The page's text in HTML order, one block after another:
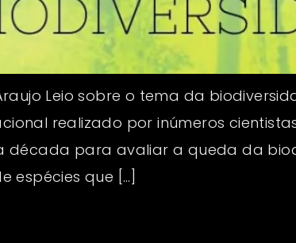
Leio sobre o tema da
realizado por inúmeros
década para avaliar a queda da
espécies que […]